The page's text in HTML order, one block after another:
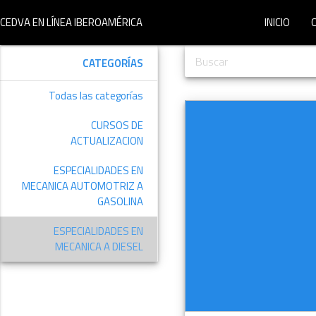
CEDVA EN LÍNEA IBEROAMÉRICA INICIO
CATEGORÍAS
Todas las categorías
CURSOS DE
ACTUALIZACION
ESPECIALIDADES EN
MECANICA AUTOMOTRIZ A
GASOLINA
ESPECIALIDADES EN
MECANICA A DIESEL